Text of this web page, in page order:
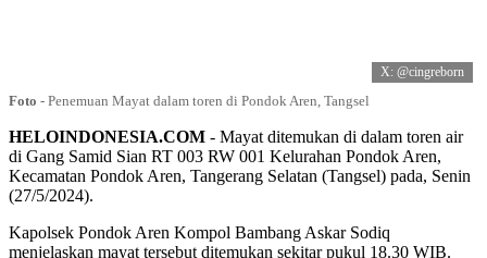
X: @cingreborn
Foto - Penemuan Mayat dalam toren di Pondok Aren, Tangsel
HELOINDONESIA.COM - Mayat ditemukan di dalam toren air
di Gang Samid Sian RT 003 RW 001 Kelurahan Pondok Aren,
Kecamatan Pondok Aren, Tangerang Selatan (Tangsel) pada, Senin
(27/5/2024).
Kapolsek Pondok Aren Kompol Bambang Askar Sodiq
menjelaskan mayat tersebut ditemukan sekitar pukul 18.30 WIB.